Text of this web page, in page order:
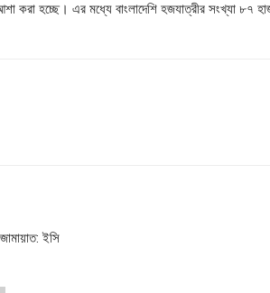
করা হচ্ছে। এর মধ্যে বাংলাদেশি হজযাত্রীর সংখ্যা ৮৭
ইসি